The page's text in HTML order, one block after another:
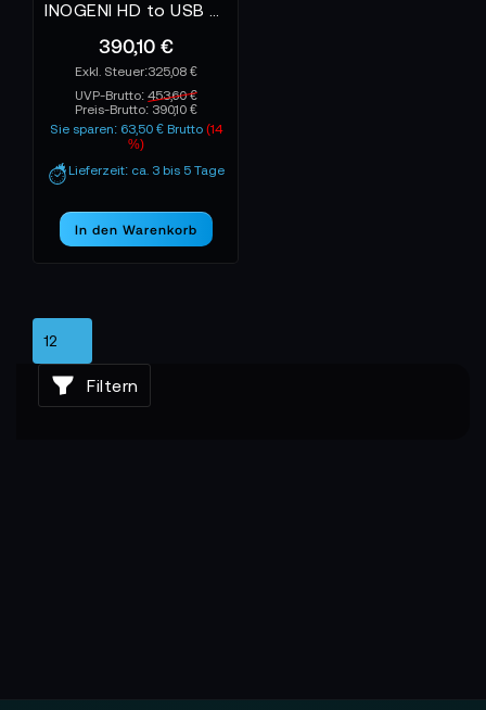
390,10 €
325,08 €
UVP-Brutto: 453,60 €
Preis-Brutto: 390,10 €
Sie sparen: 63,50 € Brutto (14
%)
Lieferzeit: ca. 3 bis 5 Tage
In den Warenkorb
Filtern